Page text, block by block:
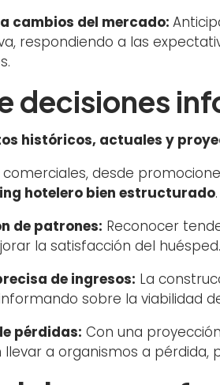
cambios del mercado:
respondiendo a las
decisiones
históricos, actuales y
comerciales, desde
hotelero bien estructurado
de patrones: Reconocer
la satisfacción del huésped.
de ingresos: La
sobre la viabilidad
pérdidas: Con una
llevar a organismos a